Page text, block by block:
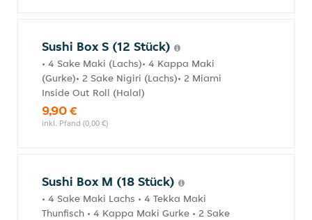
Sushi Box S (12 Stück)
• 4 Sake Maki (Lachs)• 4 Kappa Maki
(Gurke)• 2 Sake Nigiri (Lachs)• 2 Miami
Inside Out Roll (Halal)
9,90 €
inkl. Pfand (0,00 €)
Sushi Box M (18 Stück)
• 4 Sake Maki Lachs • 4 Tekka Maki
Thunfisch • 4 Kappa Maki Gurke • 2 Sake